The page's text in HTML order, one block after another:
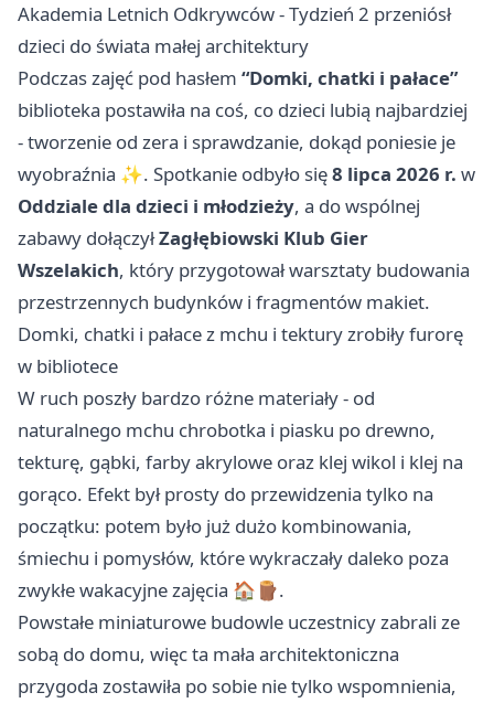
Akademia Letnich Odkrywców - Tydzień 2 przeniósł
dzieci do świata małej architektury
Podczas zajęć pod hasłem “Domki, chatki i pałace”
biblioteka postawiła na coś, co dzieci lubią najbardziej
- tworzenie od zera i sprawdzanie, dokąd poniesie je
wyobraźnia ✨. Spotkanie odbyło się8 lipca 2026 r. w
Oddziale dla dzieci i młodzieży, a do wspólnej
zabawy dołączyłZagłębiowski Klub Gier
Wszelakich, który przygotował warsztaty budowania
przestrzennych budynków i fragmentów makiet.
Domki, chatki i pałace z mchu i tektury zrobiły furorę
w bibliotece
W ruch poszły bardzo różne materiały - od
naturalnego mchu chrobotka i piasku po drewno,
tekturę, gąbki, farby akrylowe oraz klej wikol i klej na
gorąco. Efekt był prosty do przewidzenia tylko na
początku: potem było już dużo kombinowania,
śmiechu i pomysłów, które wykraczały daleko poza
zwykłe wakacyjne zajęcia 🏠🪵.
Powstałe miniaturowe budowle uczestnicy zabrali ze
sobą do domu, więc ta mała architektoniczna
przygoda zostawiła po sobie nie tylko wspomnienia,